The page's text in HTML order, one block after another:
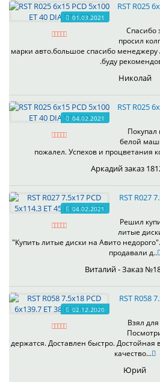
01.03.2021
RST R025
Спасибо
просил
марки авто.большое спасибо менеджеру
.буду
Николай
04.02.2021
RST R025
Покупал
белой
пожалел. Успехов и процветания
Аркадий заказ
04.02.2021
RST R027
Решил
литые
"Купить литые диски на Авито
продавали д..
Виталий - Заказ
02.12.2020
RST R058
Взял
держатся. Доставлен быстро.
качество...
Юрий